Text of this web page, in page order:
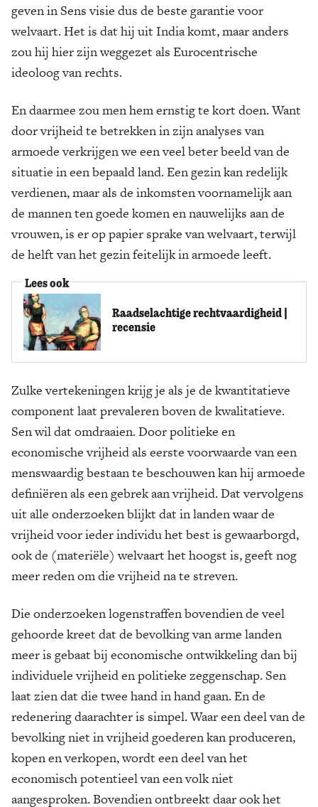
geven in Sens visie dus de beste garantie voor
welvaart. Het is dat hij uit India komt, maar anders
zou hij hier zijn weggezet als Eurocentrische
ideoloog van rechts.
En daarmee zou men hem ernstig te kort doen. Want
door vrij­heid te betrekken in zijn analyses van
armoede verkrijgen we een veel beter beeld van de
situatie in een bepaald land. Een gezin kan redelijk
verdienen, maar als de inkomsten voor­name­lijk aan
de mannen ten goede komen en nauwelijks aan de
vrou­wen, is er op papier sprake van welvaart, terwijl
de helft van het gezin feitelijk in armoede leeft.
Lees ook
Raadselachtige rechtvaardigheid |
recensie
Zulke vertekeningen krijg je als je de kwantitatieve
component laat prevaleren boven de kwalitatieve.
Sen wil dat omdraaien. Door politieke en
economische vrijheid als eerste voorwaarde van een
menswaardig bestaan te beschouwen kan hij armoede
definiëren als een gebrek aan vrijheid. Dat vervolgens
uit alle onderzoeken blijkt dat in landen waar de
vrijheid voor ieder individu het best is gewaarborgd,
ook de (materiële) welvaart het hoogst is, geeft nog
meer reden om die vrijheid na te streven.
Die onderzoeken logenstraffen bovendien de veel
gehoorde kreet dat de bevolking van arme landen
meer is gebaat bij economi­sche ontwikkeling dan bij
individuele vrijheid en politieke zeggenschap. Sen
laat zien dat die twee hand in hand gaan. En de
redenering daarachter is simpel. Waar een deel van de
bevolking niet in vrijheid goederen kan produceren,
kopen en verkopen, wordt een deel van het
economisch potentieel van een volk niet
aangesproken. Bovendien ontbreekt daar ook het